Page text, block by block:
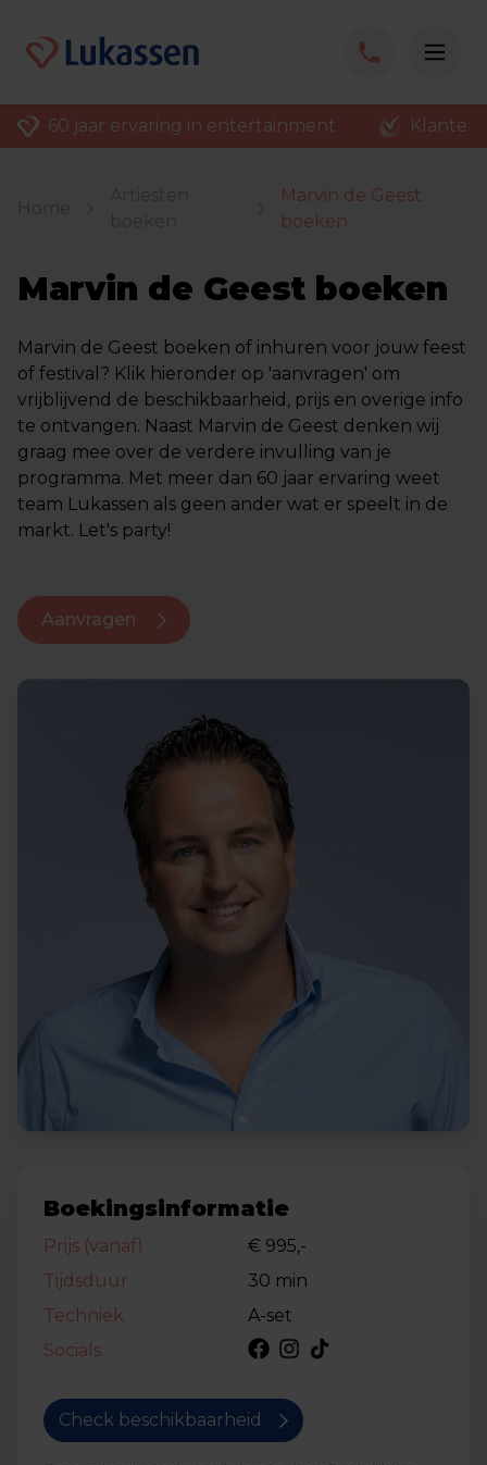
60 jaar ervaring in entertainment
Marvin de Geest
boeken
Marvin de Geest boeken
Marvin de Geest boeken of inhuren voor jouw feest
of festival? Klik hieronder op 'aanvragen' om
vrijblijvend de beschikbaarheid, prijs en overige info
te ontvangen. Naast Marvin de Geest denken wij
graag mee over de verdere invulling van je
programma. Met meer dan 60 jaar ervaring weet
team Lukassen als geen ander wat er speelt in de
markt. Let's party!
Aanvragen
Boekingsinformatie
Prijs (vanaf)
€ 995,-
Tijdsduur
30 min
Techniek
A-set
Socials
Check beschikbaarheid